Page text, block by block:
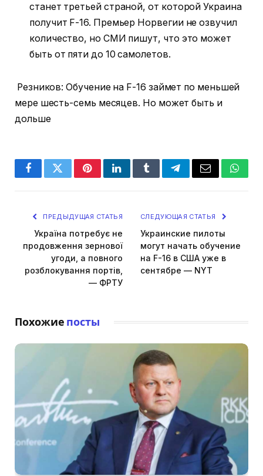
станет третьей страной, от которой Украина
получит F-16. Премьер Норвегии не озвучил
количество, но СМИ пишут, что это может
быть от пяти до 10 самолетов.
Резников: Обучение на F-16 займет по меньшей
мере шесть-семь месяцев. Но может быть и
дольше
FacebookTwitterPinterestLinkedInTumblrTelegramEmail
ПРЕДЫДУЩАЯ СТАТЬЯ
Україна потребує не
продовження зернової
угоди, а повного
розблокування портів,
— ФРТУ
СЛЕДУЮЩАЯ СТАТЬЯ
Украинские пилоты
могут начать обучение
на F-16 в США уже в
сентябре — NYT
Похожие посты